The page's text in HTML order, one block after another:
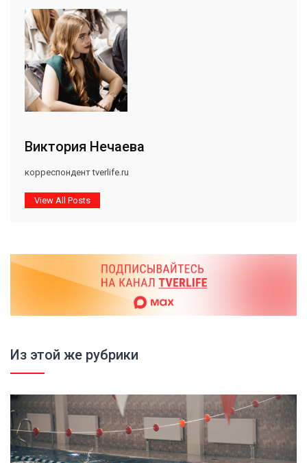
Виктория Нечаева
корреспондент tverlife.ru
View All Posts
Из этой же рубрики